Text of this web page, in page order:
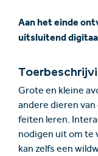
Aan het einde
uitsluitend
Grote en kleine
andere dieren
feiten leren.
nodigen uit om te
kan zelfs een